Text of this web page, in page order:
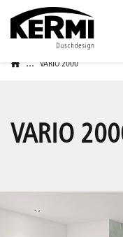
... VARIO 2000
VARIO